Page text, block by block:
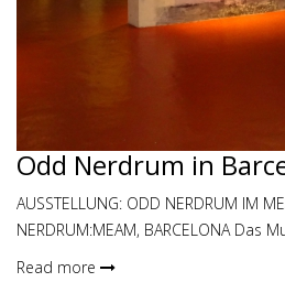
Odd Nerdrum in
AUSSTELLUNG: ODD NERDRUM IM
NERDRUM:MEAM, BARCELONA Das
Read more